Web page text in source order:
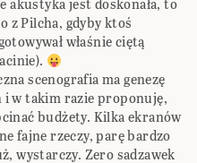
akustyka jest doskonała, to
z Pilcha, gdyby ktoś
właśnie ciętą
scenografia ma genezę
i w takim razie proponuję,
budżety. Kilka ekranów
fajne rzeczy, parę bardzo
wystarczy. Zero sadzawek